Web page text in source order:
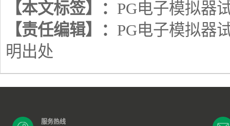
【本文标签】： PG电子模拟器
【责任编辑】： PG电子模拟器
明出处
服务热线